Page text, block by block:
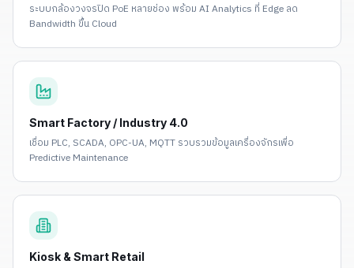
ระบบกล้องวงจรปิด PoE หลายช่อง พร้อม AI Analytics ที่ Edge ลด
Bandwidth ขึ้น Cloud
Smart Factory / Industry 4.0
เชื่อม PLC, SCADA, OPC-UA, MQTT รวบรวมข้อมูลเครื่องจักรเพื่อ
Predictive Maintenance
Kiosk & Smart Retail